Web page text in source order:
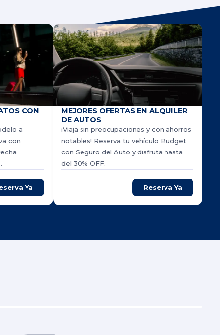
CON
a
con
Ya
MEJORES OFERTAS EN ALQUILER
DE AUTOS
¡Viaja sin preocupaciones y con ahorros
notables! Reserva tu vehículo Budget
con Seguro del Auto y disfruta hasta
del 30% OFF.
Reserva Ya